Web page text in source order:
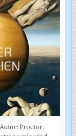
Proctor,